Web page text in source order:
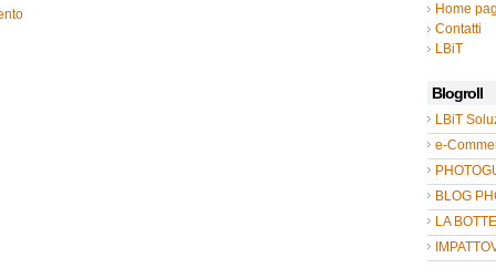
Home
Contatti
LBiT
Blogroll
LBiT
e-
BLOG
LA